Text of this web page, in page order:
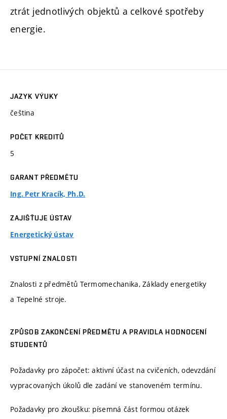
ztrát jednotlivých objektů a celkové spotřeby
energie.
JAZYK VÝUKY
čeština
POČET KREDITŮ
5
GARANT PŘEDMĚTU
Ing. Petr Kracík, Ph.D.
ZAJIŠŤUJE ÚSTAV
Energetický ústav
VSTUPNÍ ZNALOSTI
Znalosti z předmětů Termomechanika, Základy energetiky
a Tepelné stroje.
ZPŮSOB ZAKONČENÍ PŘEDMĚTU A PRAVIDLA HODNOCENÍ
STUDENTŮ
Požadavky pro zápočet: aktivní účast na cvičeních, odevzdání
vypracovaných úkolů dle zadání ve stanoveném termínu.
Požadavky pro zkoušku: písemná část formou otázek